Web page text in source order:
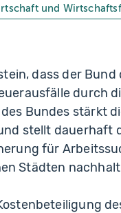
und
dass der
durch
Bundes stärkt
stellt dauerhaft
für
Städten